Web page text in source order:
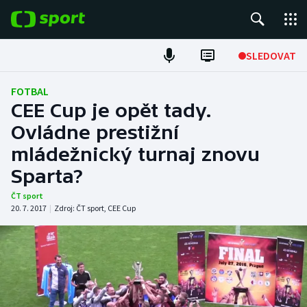
SLEDOVAT
Fotbal
Hokej
Tenis
Atletika
DALŠÍ SPORTY
Americký fotbal
NEPŘEHLÉDNĚTE
FOTBAL
CEE Cup je opět tady.
Ovládne prestižní
mládežnický turnaj znovu
Sparta?
ČT sport
20. 7. 2017 | Zdroj: ČT sport, CEE Cup